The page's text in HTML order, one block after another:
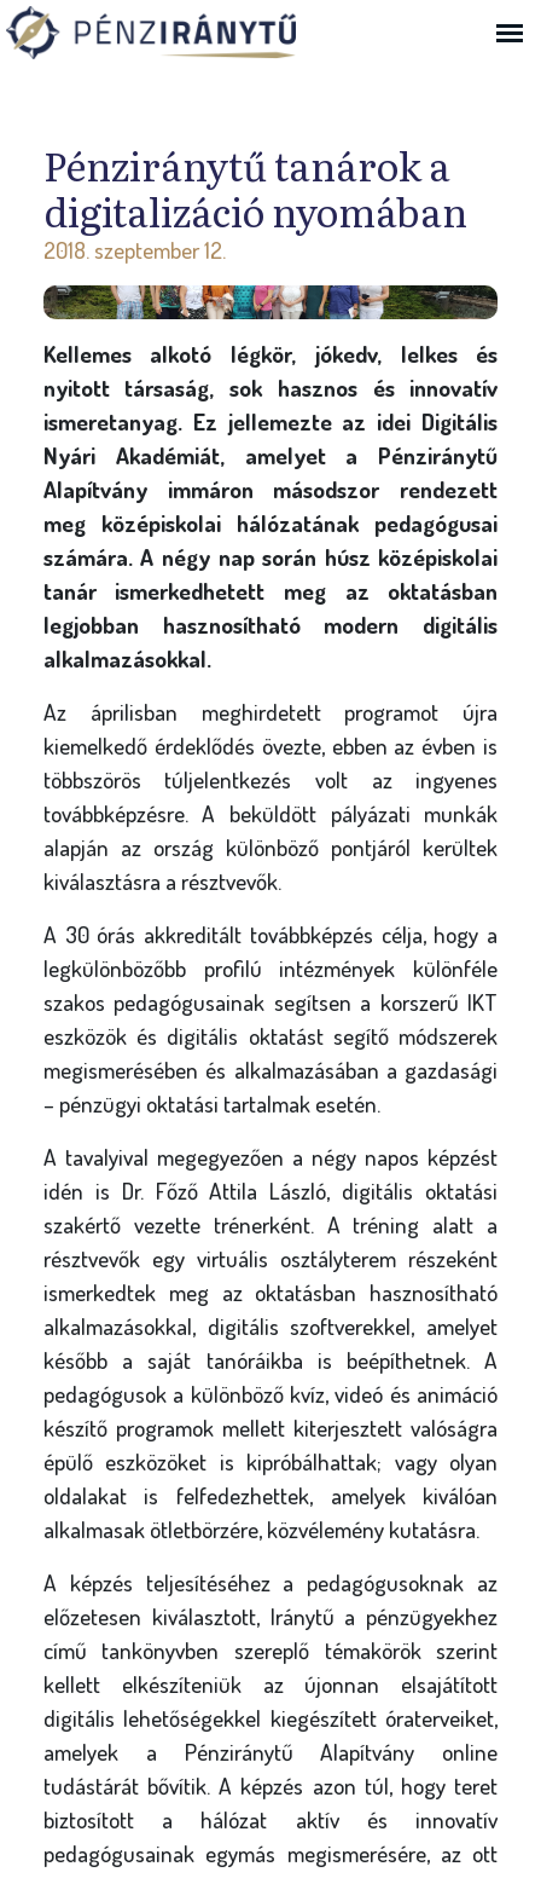
Ugrás a navigációhoz
Pénziránytű tanárok a
digitalizáció nyomában
2018. szeptember 12.
Kellemes alkotó légkör, jókedv, lelkes és
nyitott társaság, sok hasznos és innovatív
ismeretanyag. Ez jellemezte az idei Digitális
Nyári Akadémiát, amelyet a Pénziránytű
Alapítvány immáron másodszor rendezett
meg középiskolai hálózatának pedagógusai
számára. A négy nap során húsz középiskolai
tanár ismerkedhetett meg az oktatásban
legjobban hasznosítható modern digitális
alkalmazásokkal.
Az áprilisban meghirdetett programot újra
kiemelkedő érdeklődés övezte, ebben az évben is
többszörös túljelentkezés volt az ingyenes
továbbképzésre. A beküldött pályázati munkák
alapján az ország különböző pontjáról kerültek
kiválasztásra a résztvevők.
A 30 órás akkreditált továbbképzés célja, hogy a
legkülönbözőbb profilú intézmények különféle
szakos pedagógusainak segítsen a korszerű IKT
eszközök és digitális oktatást segítő módszerek
megismerésében és alkalmazásában a gazdasági
– pénzügyi oktatási tartalmak esetén.
A tavalyival megegyezően a négy napos képzést
idén is Dr. Főző Attila László, digitális oktatási
szakértő vezette trénerként. A tréning alatt a
résztvevők egy virtuális osztályterem részeként
ismerkedtek meg az oktatásban hasznosítható
alkalmazásokkal, digitális szoftverekkel, amelyet
később a saját tanóráikba is beépíthetnek. A
pedagógusok a különböző kvíz, videó és animáció
készítő programok mellett kiterjesztett valóságra
épülő eszközöket is kipróbálhattak; vagy olyan
oldalakat is felfedezhettek, amelyek kiválóan
alkalmasak ötletbörzére, közvélemény kutatásra.
A képzés teljesítéséhez a pedagógusoknak az
előzetesen kiválasztott, Iránytű a pénzügyekhez
című tankönyvben szereplő témakörök szerint
kellett elkészíteniük az újonnan elsajátított
digitális lehetőségekkel kiegészített óraterveiket,
amelyek a Pénziránytű Alapítvány online
tudástárát bővítik. A képzés azon túl, hogy teret
biztosított a hálózat aktív és innovatív
pedagógusainak egymás megismerésére, az ott